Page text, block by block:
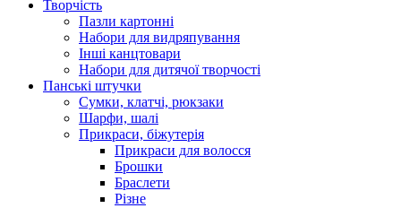
Творчість
Пазли картонні
Набори для видряпування
Інші канцтовари
Набори для дитячої творчості
Панські штучки
Сумки, клатчі, рюкзаки
Шарфи, шалі
Прикраси, біжутерія
Прикраси для волосся
Брошки
Браслети
Різне